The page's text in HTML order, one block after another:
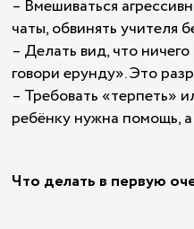
– Вмешиваться
чаты, обвинять учителя
– Делать вид, что
говори ерунду». Это
– Требовать «терпеть»
ребёнку нужна помощь,
Что делать в первую